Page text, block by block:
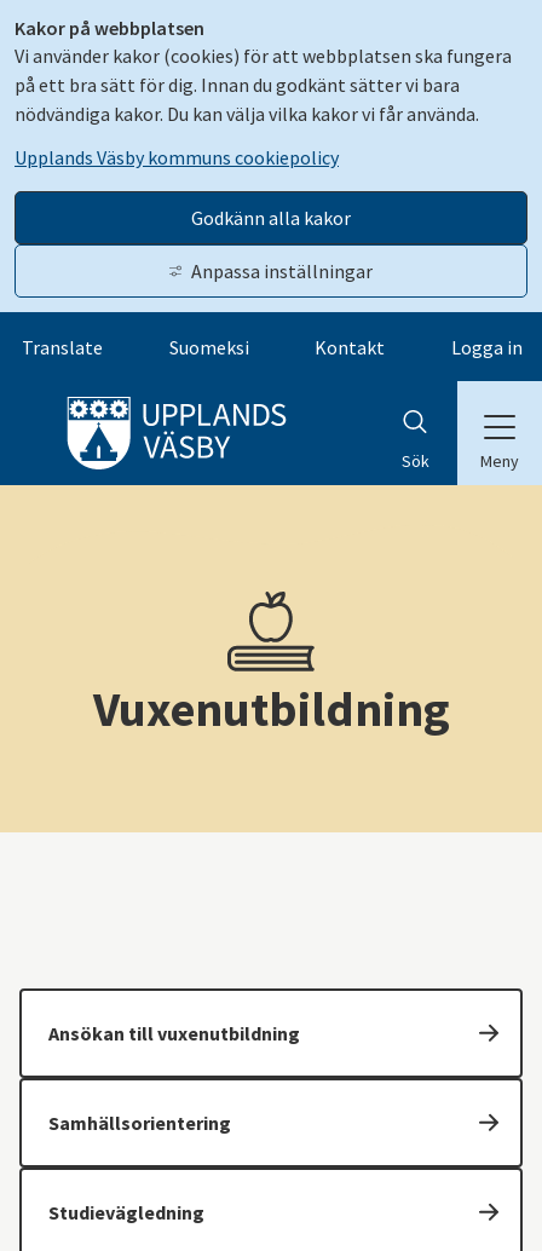
Kakor på webbplatsen
Vi använder kakor (cookies) för att webbplatsen ska fungera
på ett bra sätt för dig. Innan du godkänt sätter vi bara
nödvändiga kakor. Du kan välja vilka kakor vi får använda.
Upplands Väsby kommuns cookiepolicy
Godkänn alla kakor
Anpassa inställningar
Gå till innehåll
Translate Suomeksi Kontakt Logga in
Sök Meny
Vuxenutbildning
Ansökan till vuxenutbildning
Samhällsorientering
Studievägledning